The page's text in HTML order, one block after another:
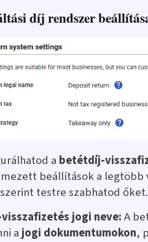
díj rendszer
a betétdíj-
beállítások a legtöbb
testre szabhatod őket.
jogi neve:A
a jogi dokumentumokon,